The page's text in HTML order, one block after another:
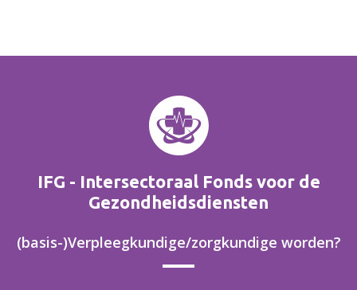
IFG - Intersectoraal Fonds voor de
Gezondheidsdiensten
(basis-)Verpleegkundige/zorgkundige worden?